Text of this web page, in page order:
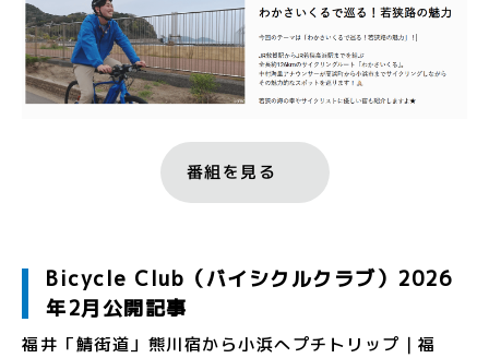
番組を見る
Bicycle Club（バイシクルクラブ）2026
年2月公開記事
福井「鯖街道」熊川宿から小浜へプチトリップ｜福